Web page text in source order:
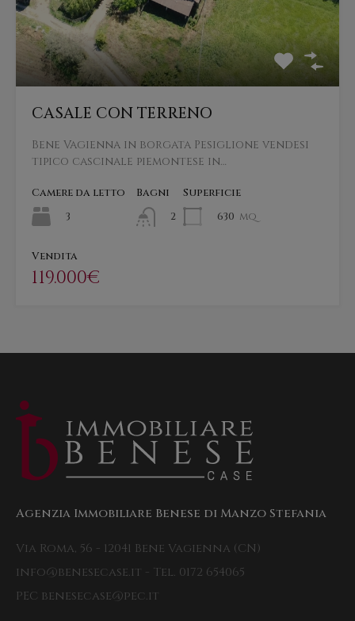
CASALE CON TERRENO
Bene Vagienna in borgata Pesiglione vendesi
tipico cascinale piemontese in…
Camere da letto
3
Bagni
2
Superficie
630 mq
Vendita
119.000€
Agenzia Immobiliare Benese di Manzo Stefania
Via Roma, 56 - 12041 Bene Vagienna (CN)
info@benesecase.it - Tel. 0172 654065
PEC benesecase@pec.it